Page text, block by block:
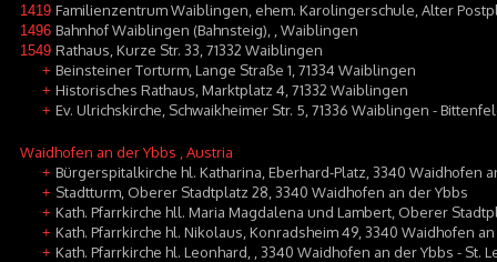
1419 Familienzentrum Waiblingen, ehem. Karolingerschule, Alter
1496 Bahnhof Waiblingen (Bahnsteig), , Waiblingen
1549 Rathaus, Kurze Str. 33, 71332 Waiblingen
+ Beinsteiner Torturm, Lange Straße 1, 71334 Waiblingen
+ Historisches Rathaus, Marktplatz 4, 71332 Waiblingen
+ Ev. Ulrichskirche, Schwaikheimer Str. 5, 71336 Waiblingen -
Waidhofen an der Ybbs , Austria
+ Bürgerspitalkirche hl. Katharina, Eberhard-Platz, 3340 Waidhofen
+ Stadtturm, Oberer Stadtplatz 28, 3340 Waidhofen an der Ybbs
+ Kath. Pfarrkirche hll. Maria Magdalena und Lambert, Oberer
+ Kath. Pfarrkirche hl. Nikolaus, Konradsheim 49, 3340 Waidhofen
+ Kath. Pfarrkirche hl. Leonhard, , 3340 Waidhofen an der Ybbs - St.